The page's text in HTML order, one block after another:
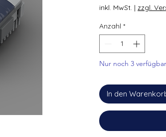
inkl. MwSt. | zzgl.
Anzahl *
Nur noch 3 verfügbar
In den